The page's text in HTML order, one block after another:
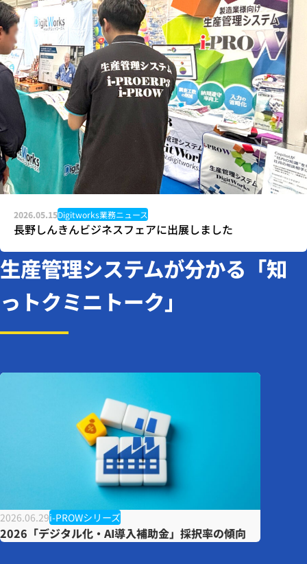
2026.05.15Digitworks業務ニュース
長野しんきんビジネスフェアに出展しました
生産管理システムが分かる「知
っトクミニトーク」
2026.06.29i-PROWシリーズ
2026「デジタル化・AI導入補助金」採択率の傾向